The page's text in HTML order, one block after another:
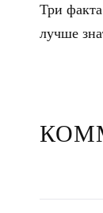
Три
лучше